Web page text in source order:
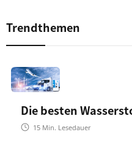
Trendthemen
Die besten
15 Min. Lesedauer